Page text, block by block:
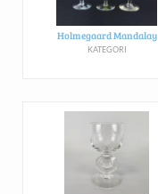
Holmegaard Mandalay
KATEGORI